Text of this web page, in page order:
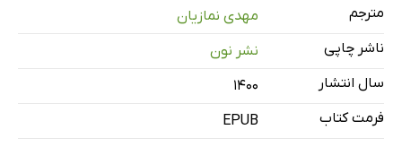
مهمان‌پذیر
ببر
عکس
دن و لوسی
مترجم
مهدی نمازیان
ناشر چاپی
نشر نون
سال انتشار
۱۴۰۰
فرمت کتاب
EPUB